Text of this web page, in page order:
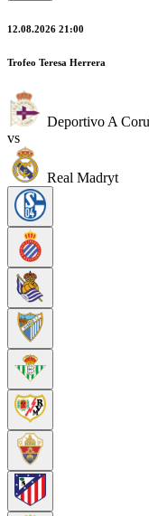
12.08.2026 21:00
Trofeo Teresa Herrera
Deportivo A
vs
Real Madryt